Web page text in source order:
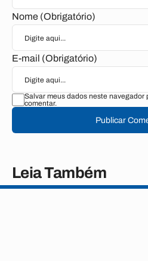
Nome (Obrigatório)
E-mail (Obrigatório)
Salvar meus dados neste navegador
comentar.
Publicar
Leia Também